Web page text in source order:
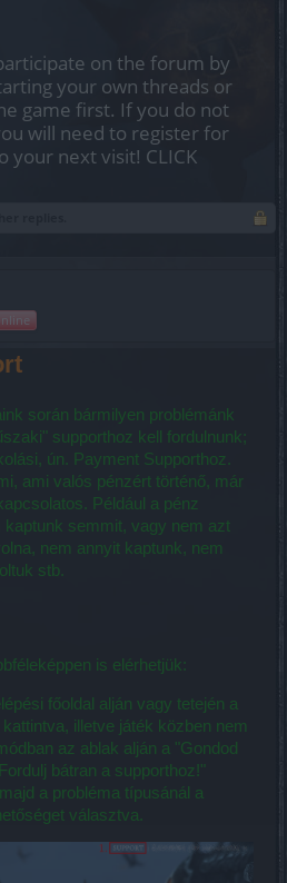
on the forum by
your own threads or
game first. If you do not
will need to register for
your next visit! CLICK
során bármilyen problémánk
supporthoz kell fordulnunk;
ún. Payment Supporthoz.
ami valós pénzért történő, már
Például a pénz
kaptunk semmit, vagy nem azt
nem annyit kaptunk, nem
stb.
is elérhetjük:
főoldal alján vagy tetején a
illetve játék közben nem
az ablak alján a "Gondod
bátran a supporthoz!"
a probléma típusánál a
választva.